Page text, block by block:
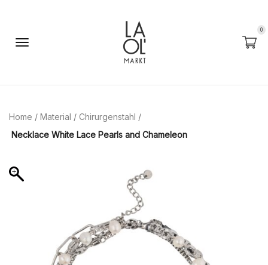
0
Home / Material / Chirurgenstahl /
Necklace White Lace Pearls and Chameleon